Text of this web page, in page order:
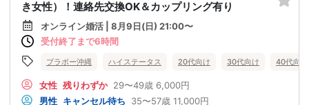
き女性）！連絡先交換OK＆カップリング有り
オンライン婚活 | 8月9日(日) 21:00〜
受付終了まで6時間
ブラボー沖縄 ハイステータス 20代向け 30代向け 40代向け
女性 残りわずか 29〜49歳 6,000円
男性 キャンセル待ち 35〜57歳 11,000円